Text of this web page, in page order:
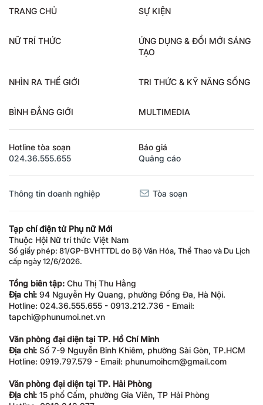
TRANG CHỦ SỰ KIỆN
NỮ TRÍ THỨC
ỨNG DỤNG & ĐỔI MỚI SÁNG
TẠO
NHÌN RA THẾ GIỚI TRI THỨC & KỸ NĂNG SỐNG
BÌNH ĐẲNG GIỚI MULTIMEDIA
Hotline tòa soạn
024.36.555.655
Báo giá
Quảng cáo
Thông tin doanh nghiệp Tòa soạn
Tạp chí điện tử Phụ nữ Mới
Thuộc Hội Nữ trí thức Việt Nam
Số giấy phép: 81/GP-BVHTTDL do Bộ Văn Hóa, Thể Thao và Du Lịch
cấp ngày 12/6/2026.
Tổng biên tập: Chu Thị Thu Hằng
Địa chỉ: 94 Nguyễn Hy Quang, phường Đống Đa, Hà Nội.
Hotline: 024.36.555.655 - 0913.212.736 - Email:
tapchi@phunumoi.net.vn
Văn phòng đại diện tại TP. Hồ Chí Minh
Địa chỉ: Số 7-9 Nguyễn Bỉnh Khiêm, phường Sài Gòn, TP.HCM
Hotline: 0919.797.579 - Email: phunumoihcm@gmail.com
Văn phòng đại diện tại TP. Hải Phòng
Địa chỉ: 15 phố Cấm, phường Gia Viên, TP Hải Phòng